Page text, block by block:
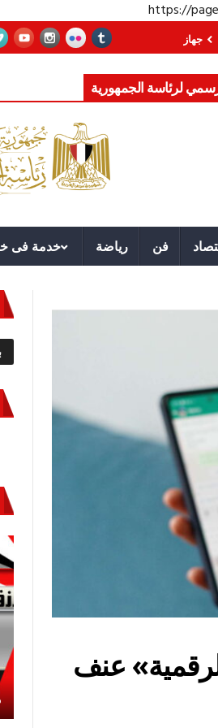
https://
مصر نموذجا.. لماذا تُنشئ الدول كيانات
لرئاسة الجمهورية
فن رياضة خدمة فى
عنف